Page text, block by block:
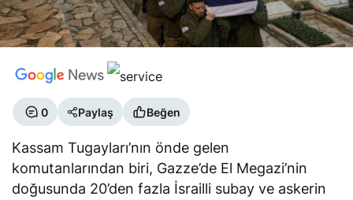
0 Paylaş Beğen
Kassam Tugayları’nın önde gelen
komutanlarından biri, Gazze’de El Megazi’nin
doğusunda 20’den fazla İsrailli subay ve askerin